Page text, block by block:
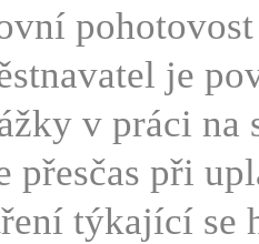
je
v práci na
přesčas při
týkající se